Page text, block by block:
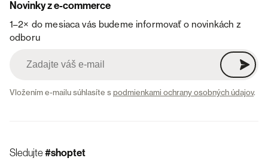
Novinky z e-commerce
1–2× do mesiaca vás budeme informovať o novinkách z
odboru
Vložením e-mailu súhlasíte spodmienkami ochrany osobných údajov.
Sledujte#shoptet